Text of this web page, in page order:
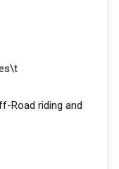
Road riding and